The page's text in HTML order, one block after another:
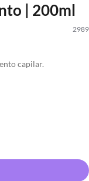
| 200ml
2989
capilar.